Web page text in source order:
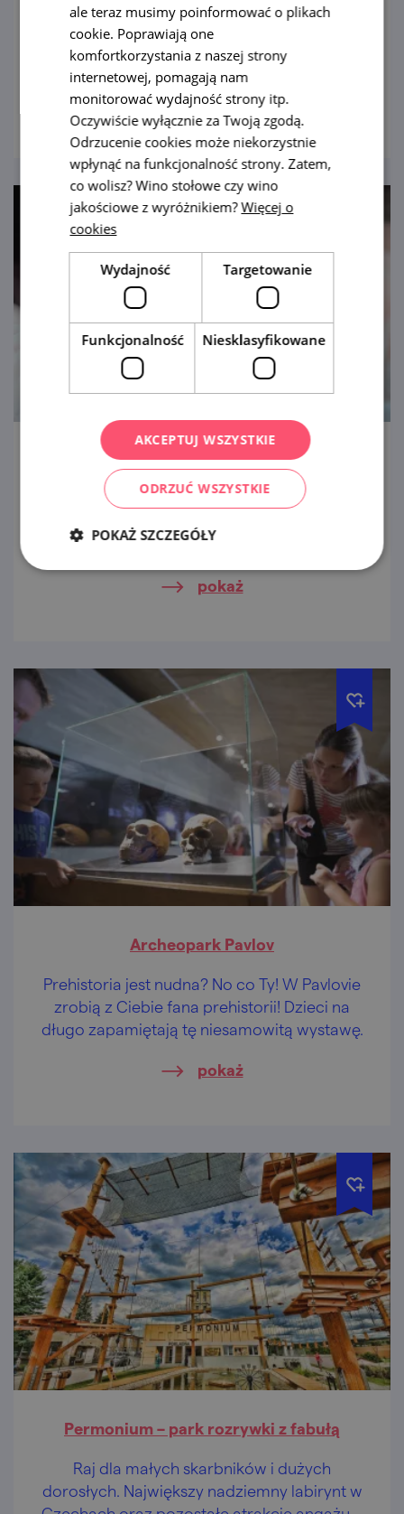
Największy aquapark jak okiem sięgnąć. I do
tego z wodą z odwiertu geotermalnego,
pełną dobroczynnych minerałów. Jako
bonus panorama Pálavy.
pokaż
ZOO Hodonín
Małe, atrakcyjne, w otoczeniu pięknej
zwierzętami – hodoníńskie zoo jest
przytulne i bezpośrednie.
pokaż
Archeopark Pavlov
Prehistoria jest nudna? No co Ty! W Pavlovie
zrobią z Ciebie fana prehistorii! Dzieci na
długo zapamiętają tę niesamowitą wystawę.
pokaż
Permonium – park rozrywki z fabułą
Raj dla małych skarbników i dużych
dorosłych. Największy nadziemny labirynt w
ale teraz musimy poinformować o plikach
cookie. Poprawiają one
komfortkorzystania z naszej strony
internetowej, pomagają nam
monitorować wydajność strony itp.
Oczywiście wyłącznie za Twoją zgodą.
Odrzucenie cookies może niekorzystnie
wpłynąć na funkcjonalność strony. Zatem,
co wolisz? Wino stołowe czy wino
jakościowe z wyróżnikiem?Więcej o
cookies
Wydajność Targetowanie
Funkcjonalność Niesklasyfikowane
AKCEPTUJ WSZYSTKIE
ODRZUĆ WSZYSTKIE
POKAŻ SZCZEGÓŁY